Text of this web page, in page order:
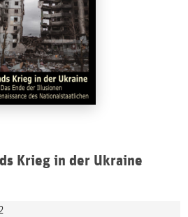
Krieg in der Ukraine